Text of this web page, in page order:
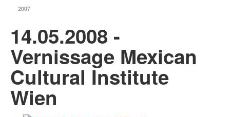
2007
14.05.2008 -
Vernissage Mexican
Cultural Institute
Wien